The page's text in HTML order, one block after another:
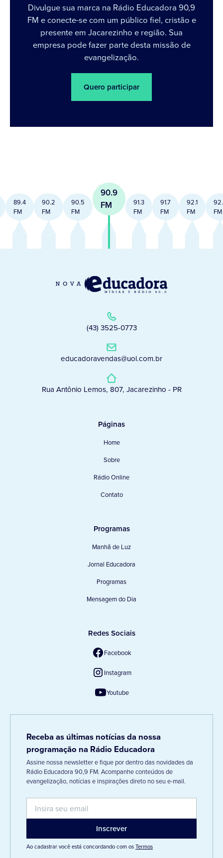
Divulgue sua marca na Rádio Educadora 90,9
FM e conecte-se com um público fiel, cristão e
presente em Jacarezinho e região. Sua
empresa pode fazer parte desta missão de
evangelização.
Quero participar
89.4
FM
90.2
FM
90.5
FM
90.9
FM
91.3
FM
91.7
FM
92.1
FM
FM
(43) 3525-0773
educadoravendas@uol.com.br
Rua Antônio Lemos, 807, Jacarezinho - PR
Páginas
Home
Sobre
Rádio Online
Contato
Programas
Manhã de Luz
Jornal Educadora
Programas
Mensagem do Dia
Redes Sociais
Facebook
Instagram
Youtube
Receba as últimas notícias da nossa
programação na Rádio Educadora
Assine nossa newsletter e fique por dentro das novidades da
Rádio Educadora 90,9 FM. Acompanhe conteúdos de
evangelização, notícias e inspirações direto no seu e-mail.
Ao cadastrar você está concordando com osTermos